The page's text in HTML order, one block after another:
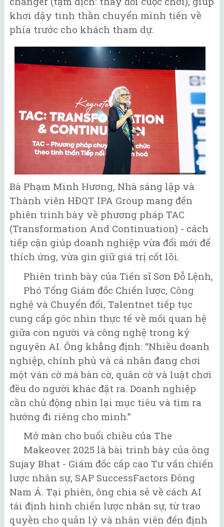
khơi dậy tinh thần chuyển mình tiến về
phía trước cho khách tham dự.
Bà Phạm Minh Hương, Nhà sáng lập và
Thành viên HĐQT IPA Group mang đến
phiên trình bày về phương pháp TAC
(Transformation And Continuation) - cách
tiếp cận giúp doanh nghiệp vừa đổi mới để
thích ứng, vừa gìn giữ giá trị cốt lõi.
Phiên trình bày của Tiến sĩ Sơn Đỗ Lệnh,
Phó Tổng Giám đốc Chiến lược, Công
nghệ và Chuyển đổi, Talentnet tiếp tục
cung cấp góc nhìn thực tế về mối quan hệ
giữa con người và công nghệ trong kỷ
nguyên AI. Ông khẳng định: “Nhiều doanh
nghiệp, chính phủ và cá nhân đang chơi
một ván cờ mà bàn cờ, quân cờ và luật chơi
đều do người khác đặt ra. Doanh nghiệp
cần chủ động nhìn lại mục tiêu và tìm ra
hướng đi riêng cho mình.”
Mở màn cho buổi chiều của The
Makeover 2025 là bài trình bày của ông
Sujay Bhat - Giám đốc cấp cao Tư vấn chiến
lược nhân sự, SAP SuccessFactors Đông
Nam Á. Tại phiên, ông chia sẻ về cách AI
tái định hình chiến lược nhân sự, từ trao
quyền cho quản lý và nhân viên đến định